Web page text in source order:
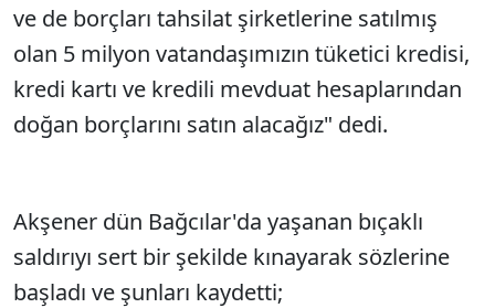
ve de borçları tahsilat şirketlerine satılmış
olan 5 milyon vatandaşımızın tüketici kredisi,
kredi kartı ve kredili mevduat hesaplarından
doğan borçlarını satın alacağız" dedi.
Akşener dün Bağcılar'da yaşanan bıçaklı
saldırıyı sert bir şekilde kınayarak sözlerine
başladı ve şunları kaydetti;